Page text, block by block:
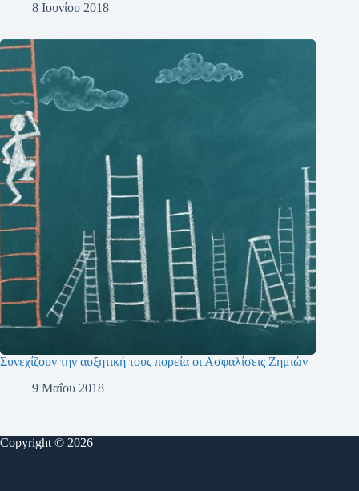
8 Ιουνίου 2018
Συνεχίζουν την αυξητική τους πορεία οι Ασφαλίσεις Ζημιών
9 Μαΐου 2018
Copyright © 2026